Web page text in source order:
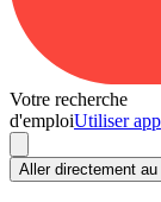
Votre recherche
d'emploiUtiliser app
Aller directement